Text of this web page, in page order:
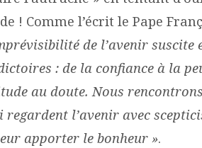
! Comme l’écrit le Pape
de l’avenir suscite
: de la confiance à la
au doute. Nous
regardent l’avenir avec
apporter le bonheur ».